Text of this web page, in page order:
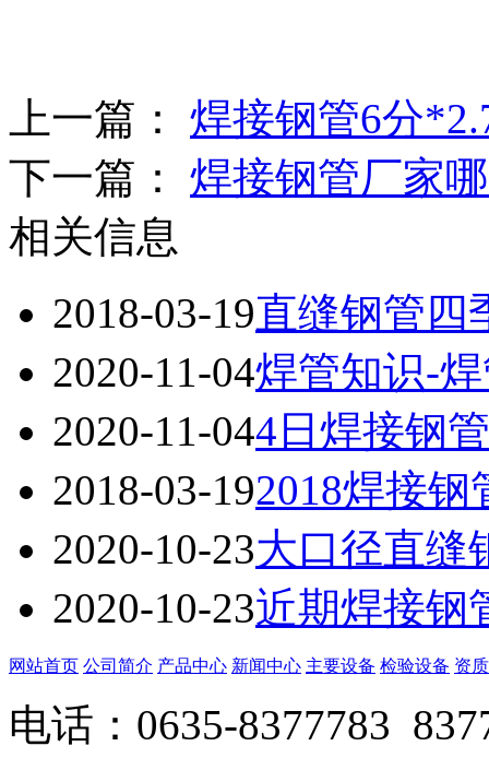
上一篇： 焊接钢管6分
下一篇： 焊接钢管厂家
相关信息
2018-03-19直缝钢管四
2020-11-04焊管知识-
2020-11-044日焊接钢
2018-03-192018焊接
2020-10-23大口径直缝
2020-10-23近期焊接钢
网站首页 公司简介 产品中心 新闻中心 主要设备 检验设备 资
电话：0635-8377783